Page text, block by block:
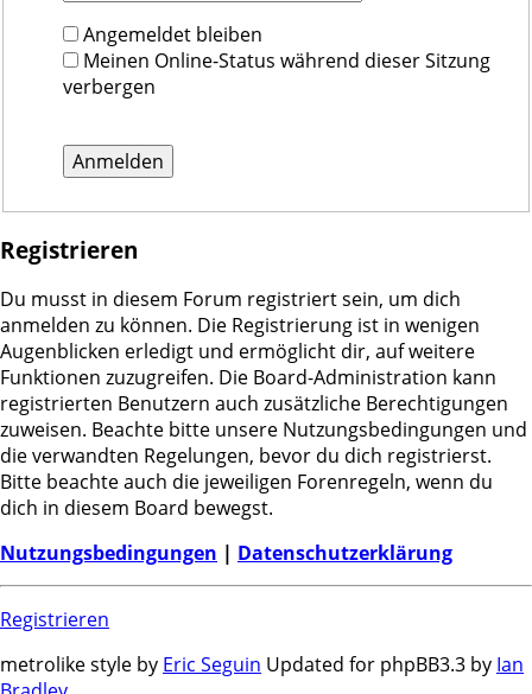
Angemeldet bleiben
Meinen Online-Status während dieser Sitzung
verbergen
Registrieren
Du musst in diesem Forum registriert sein, um dich
anmelden zu können. Die Registrierung ist in wenigen
Augenblicken erledigt und ermöglicht dir, auf weitere
Funktionen zuzugreifen. Die Board-Administration kann
registrierten Benutzern auch zusätzliche Berechtigungen
zuweisen. Beachte bitte unsere Nutzungsbedingungen und
die verwandten Regelungen, bevor du dich registrierst.
Bitte beachte auch die jeweiligen Forenregeln, wenn du
dich in diesem Board bewegst.
Nutzungsbedingungen | Datenschutzerklärung
Registrieren
metrolike style by Eric Seguin Updated for phpBB3.3 by Ian